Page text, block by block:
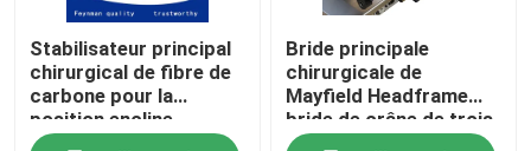
Stabilisateur principal
chirurgical de fibre de
carbone pour la
position encline
Bride principale
chirurgicale de
Mayfield Headframe
bride de crâne de trois
points